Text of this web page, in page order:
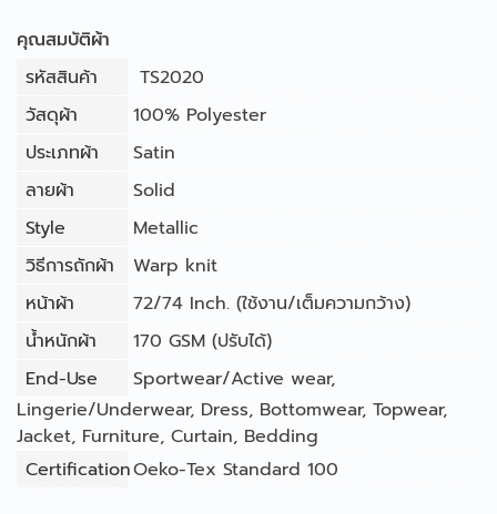
คุณสมบัติผ้า
รหัสสินค้า
TS2020
วัสดุผ้า
100% Polyester
ประเภทผ้า
Satin
ลายผ้า
Solid
Style
Metallic
วิธีการถักผ้า
Warp knit
หน้าผ้า
72/74 Inch. (ใช้งาน/เต็มความกว้าง)
น้ำหนักผ้า
170 GSM (ปรับได้)
End-Use
Sportwear/Active wear,
Lingerie/Underwear, Dress, Bottomwear, Topwear,
Jacket, Furniture, Curtain, Bedding
CertificationOeko-Tex Standard 100